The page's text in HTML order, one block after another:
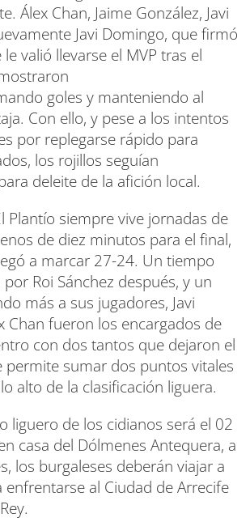
Álex Chan, Jaime González, Javi
Javi Domingo, que firmó
valió llevarse el MVP tras el
goles y manteniendo al
Con ello, y pese a los intentos
por replegarse rápido para
los rojillos seguían
deleite de la afición local.
Plantío siempre vive jornadas de
de diez minutos para el final,
a marcar 27-24. Un tiempo
Roi Sánchez después, y un
más a sus jugadores, Javi
Chan fueron los encargados de
con dos tantos que dejaron el
permite sumar dos puntos vitales
alto de la clasificación liguera.
liguero de los cidianos será el 02
casa del Dólmenes Antequera, a
los burgaleses deberán viajar a
enfrentarse al Ciudad de Arrecife